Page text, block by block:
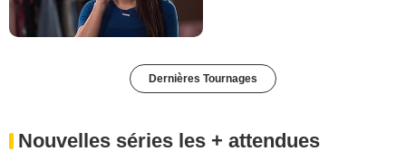
Dernières Tournages
Nouvelles séries les + attendues